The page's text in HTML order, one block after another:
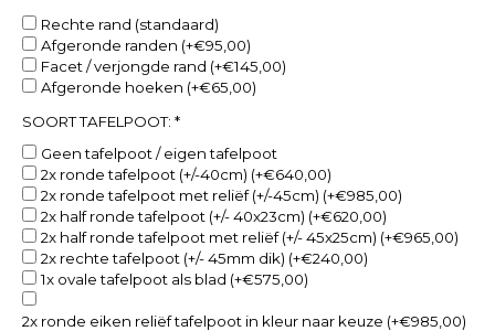
Rechte rand (standaard)
Afgeronde randen (+€95,00)
Facet / verjongde rand (+€145,00)
Afgeronde hoeken (+€65,00)
SOORT TAFELPOOT: *
Geen tafelpoot / eigen tafelpoot
2x ronde tafelpoot (+/-40cm) (+€640,00)
2x ronde tafelpoot met reliëf (+/-45cm) (+€985,00)
2x half ronde tafelpoot (+/- 40x23cm) (+€620,00)
2x half ronde tafelpoot met reliëf (+/- 45x25cm) (+€965,00)
2x rechte tafelpoot (+/- 45mm dik) (+€240,00)
1x ovale tafelpoot als blad (+€575,00)
2x ronde eiken reliëf tafelpoot in kleur naar keuze (+€985,00)